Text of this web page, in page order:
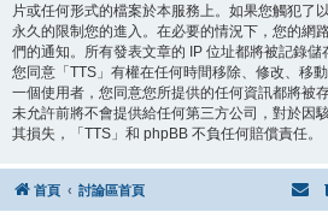
片或任何形式的檔案於本服務上。如果您觸犯了
永久的限制您的進入。在必要的情況下，您的網
們的通知。所有發表文章的 IP 位址都將被記錄儲
您同意「TTS」有權在任何時間移除、修改、移
一個使用者，您同意您所提供的任何資訊都將被
未允許前將不會提供給任何第三方公司，對於因
其損失，「TTS」和 phpBB 不負任何賠償責任。
首頁 討論區首頁